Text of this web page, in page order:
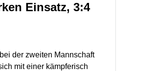
Einsatz, 3:4
der zweiten Mannschaft
mit einer kämpferisch